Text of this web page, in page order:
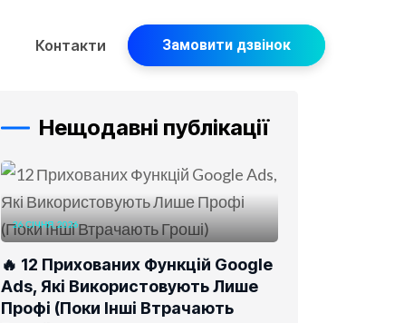
Контакти Замовити дзвінок
Нещодавні публікації
26 СІЧНЯ, 2026
🔥 12 Прихованих Функцій Google
Ads, Які Використовують Лише
Профі (Поки Інші Втрачають